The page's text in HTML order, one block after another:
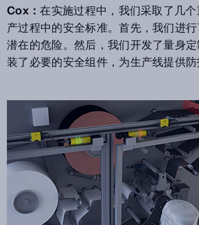
Cox：在实施过程中，我们采取了几
产过程中的安全标准。首先，我们进
潜在的危险。然后，我们开发了量身
装了必要的安全组件，为生产线提供防